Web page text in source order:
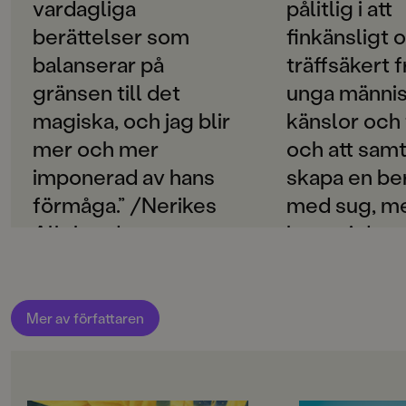
mörker och den som bor i hans bröst.
Sju förtrollade kvällarär en finstämd och sprakande
berättelse om vänskap, kärlek och att finna svar på det
som ibland är svårt att förstå.
PUBLICERINGSDATUM
2019-01-10
Produktion
MILJÖMÄRKNING
Nej
CE-MÄRKNING
Nej
9789129710199
vardagliga
berättelser som
balanserar på
gränsen till det
magiska, och jag blir
mer och mer
imponerad av hans
förmåga.” /Nerikes
Allehanda
pålitlig i att
finkänsligt
träffsäkert
unga
känslor och
och att
skapa en
med sug,
benet i den
Mer av författaren